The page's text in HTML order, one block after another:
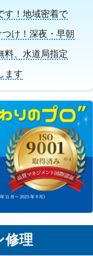
す！地域密着で
け！深夜・早朝
料、水道局指定
ます
修理